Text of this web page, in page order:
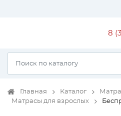
8
Главная Каталог
Матрасы для взрослых